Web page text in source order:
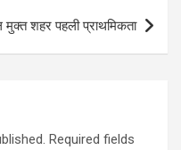
शहर पहली प्राथमिकता
Required fields